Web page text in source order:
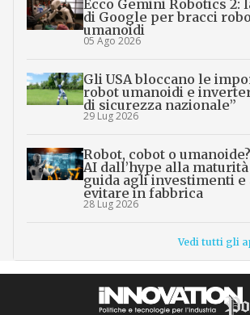
Ecco Gemini Robotics 2:
di Google per bracci
umanoidi
05 Ago 2026
Gli USA bloccano le
robot umanoidi e
di sicurezza nazionale”
29 Lug 2026
Robot, cobot o
AI dall’hype alla
guida agli investimenti
evitare in fabbrica
28 Lug 2026
Vedi tutti gli